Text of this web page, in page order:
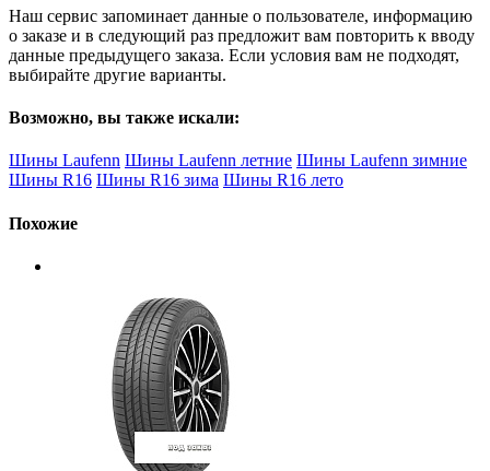
Наш сервис запоминает данные о пользователе, информацию
о заказе и в следующий раз предложит вам повторить к вводу
данные предыдущего заказа. Если условия вам не подходят,
выбирайте другие варианты.
Возможно, вы также искали:
Шины Laufenn Шины Laufenn летние Шины Laufenn зимние
Шины R16 Шины R16 зима Шины R16 лето
Похожие